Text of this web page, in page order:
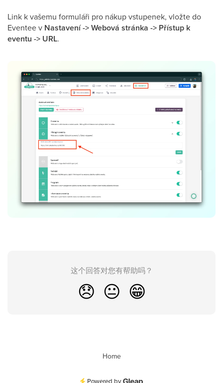
Link k vašemu formuláři pro nákup vstupenek, vložte do
Eventee v Nastavení -> Webová stránka -> Přístup k
eventu -> URL.
这个回答对您有帮助吗？
😞 😐 😁
Home